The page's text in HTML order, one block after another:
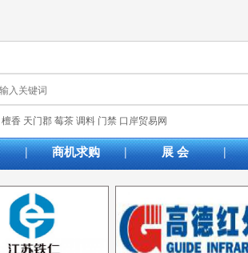
檀香 天门郡 莓茶 调料 门禁 口岸贸易网
| 商机求购 | 展 会 |